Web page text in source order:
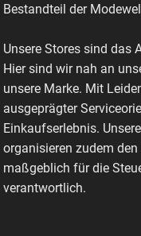
Bestandteil der
Unsere Stores sind das
Hier sind wir nah an
unsere Marke. Mit
ausgeprägter
Einkaufserlebnis.
organisieren zudem
maßgeblich für die
verantwortlich.